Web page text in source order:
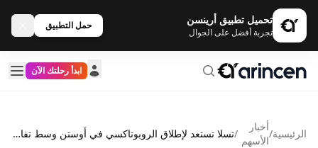
تحميل تطبيق أرينسن
تجربة أفضل على الجوال
حمل التطبيق
ابدأ رحلتك الآن
الرئيسية/
أخبار
الأسهم
/ تسلا تستعد لإطلاق الروبوتاكسي في أوستن وسط تفاؤل الأسواق وتحسن في أداء السهم